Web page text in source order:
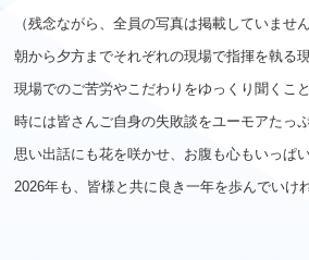
（残念ながら、全員の写真は掲載していません
朝から夕方までそれぞれの現場で指揮を執る
現場でのご苦労やこだわりをゆっくり聞くこ
時には皆さんご自身の失敗談をユーモアたっ
思い出話にも花を咲かせ、お腹も心もいっぱ
2026年も、皆様と共に良き一年を歩んでいけ